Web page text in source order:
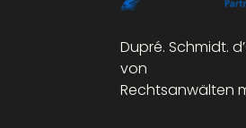
Dupré. Schmidt.
von
Rechtsanwälten